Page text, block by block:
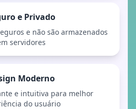
e Privado
e não são armazenados
servidores
Moderno
e intuitiva para melhor
do usuário